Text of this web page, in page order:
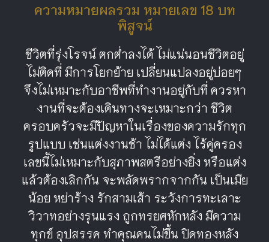
ความหมายผลรวม หมายเลข 18 บท
พิสูจน์
ชีวิตที่รุ่งโรจน์ ตกต่ำลงได้ ไม่แน่นอนชีวิตอยู่
ไม่ติดที่ มีการโยกย้าย เปลี่ยนแปลงอยู่บ่อยๆ
จึงไม่เหมาะกับอาชีพที่ทำงานอยู่กับที่ ควรหา
งานที่จะต้องเดินทางจะเหมาะกว่า ชีวิต
ครอบครัวจะมีปัญหาในเรื่องของความรักทุก
รูปแบบ เช่นแต่งงานช้า ไม่ได้แต่ง ไร้คู่ครอง
เลขนี้ไม่เหมาะกับสุภาพสตรีอย่างยิ่ง หรือแต่ง
แล้วต้องเลิกกัน จะพลัดพรากจากกัน เป็นเมีย
น้อย หย่าร้าง รักสามเส้า ระวังการทะเลาะ
วิวาทอย่างรุนแรง ถูกทรยศหักหลัง มีความ
ทุกข์ อุปสรรค ทำคุณคนไม่ขึ้น ปิดทองหลัง